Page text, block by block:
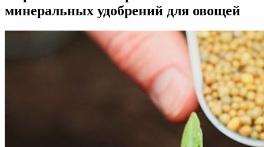
минеральных удобрений для овощей